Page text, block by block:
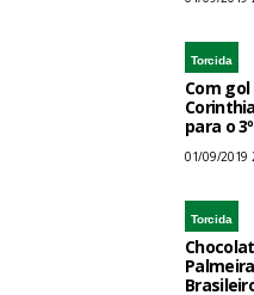
Torcida
Com
para o
01/09/2019
Torcida